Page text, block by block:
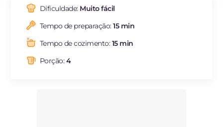
FR
ES
NL
Dificuldade: Muito fácil
Tempo de preparação:15 min
Tempo de cozimento:15 min
Porção:4